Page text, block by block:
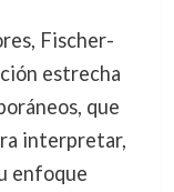
Fischer-
estrecha
que
interpretar,
enfoque